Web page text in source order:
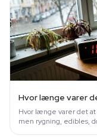
Hvor længe varer
Hvor længe varer det
men rygning, edibles,